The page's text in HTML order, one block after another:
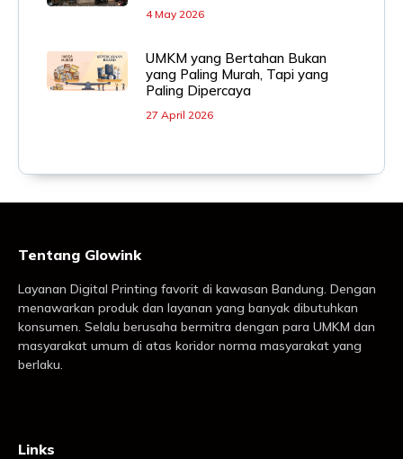
4 May 2026
UMKM yang Bertahan Bukan
yang Paling Murah, Tapi yang
Paling Dipercaya
27 April 2026
Tentang Glowink
Layanan Digital Printing favorit di kawasan Bandung. Dengan
menawarkan produk dan layanan yang banyak dibutuhkan
konsumen. Selalu berusaha bermitra dengan para UMKM dan
masyarakat umum di atas koridor norma masyarakat yang
berlaku.
Links